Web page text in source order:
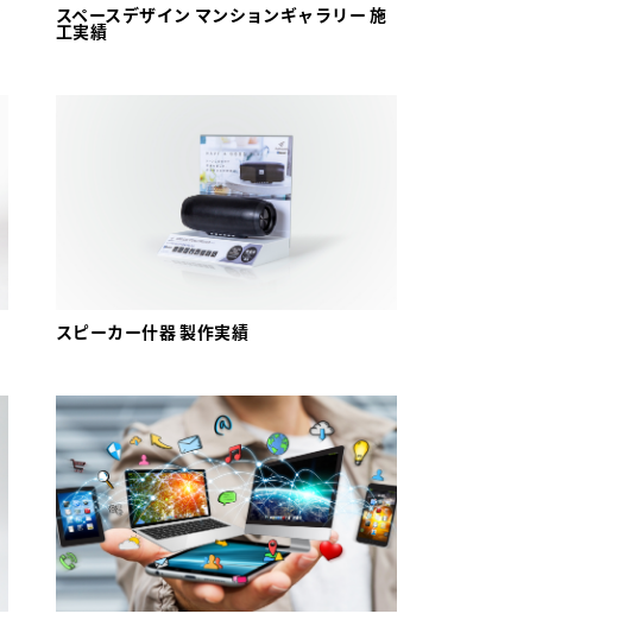
スペースデザイン マンションギャラリー 施
工実績
スピーカー什器 製作実績